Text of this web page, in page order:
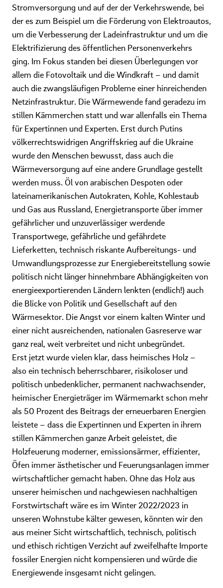
Stromversorgung und auf der der Verkehrswende, bei
der es zum Beispiel um die Förderung von Elektroautos,
um die Verbesserung der Ladeinfrastruktur und um die
Elektrifizierung des öffentlichen Personenverkehrs
ging. Im Fokus standen bei diesen Überlegungen vor
allem die Fotovoltaik und die Windkraft – und damit
auch die zwangsläufigen Probleme einer hinreichenden
Netzinfrastruktur. Die Wärmewende fand geradezu im
stillen Kämmerchen statt und war allenfalls ein Thema
für Expertinnen und Experten. Erst durch Putins
völkerrechtswidrigen Angriffskrieg auf die Ukraine
wurde den Menschen bewusst, dass auch die
Wärmeversorgung auf eine andere Grundlage gestellt
werden muss. Öl von arabischen Despoten oder
lateinamerikanischen Autokraten, Kohle, Kohlestaub
und Gas aus Russland, Energietransporte über immer
gefährlicher und unzuverlässiger werdende
Transportwege, gefährliche und gefährdete
Lieferketten, technisch riskante Aufbereitungs- und
Umwandlungsprozesse zur Energiebereitstellung sowie
politisch nicht länger hinnehmbare Abhängigkeiten von
energieexportierenden Ländern lenkten (endlich!) auch
die Blicke von Politik und Gesellschaft auf den
Wärmesektor. Die Angst vor einem kalten Winter und
einer nicht ausreichenden, nationalen Gasreserve war
ganz real, weit verbreitet und nicht unbegründet.
Erst jetzt wurde vielen klar, dass heimisches Holz –
also ein technisch beherrschbarer, risikoloser und
politisch unbedenklicher, permanent nachwachsender,
heimischer Energieträger im Wärmemarkt schon mehr
als 50 Prozent des Beitrags der erneuerbaren Energien
leistete – dass die Expertinnen und Experten in ihrem
stillen Kämmerchen ganze Arbeit geleistet, die
Holzfeuerung moderner, emissionsärmer, effizienter,
Öfen immer ästhetischer und Feuerungsanlagen immer
wirtschaftlicher gemacht haben. Ohne das Holz aus
unserer heimischen und nachgewiesen nachhaltigen
Forstwirtschaft wäre es im Winter 2022/2023 in
unseren Wohnstube kälter gewesen, könnten wir den
aus meiner Sicht wirtschaftlich, technisch, politisch
und ethisch richtigen Verzicht auf zweifelhafte Importe
fossiler Energien nicht kompensieren und würde die
Energiewende insgesamt nicht gelingen.